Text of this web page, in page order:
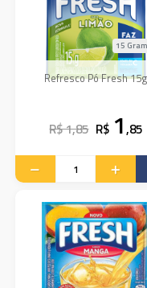
Refresco Pó Fresh 15g
15
R$ 1,85 R$ 1,85